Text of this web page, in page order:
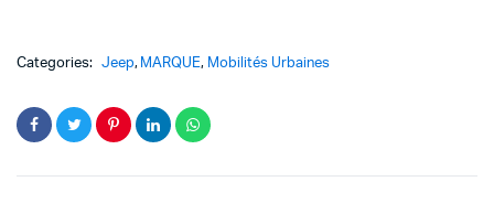
Categories: Jeep, MARQUE, Mobilités Urbaines